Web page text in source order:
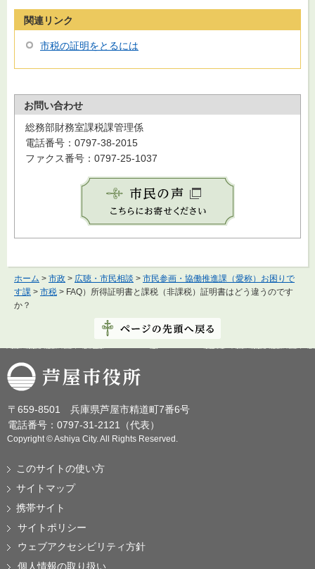
関連リンク
市税の証明をとるには
お問い合わせ
総務部財務室課税課管理係
電話番号：0797-38-2015
ファクス番号：0797-25-1037
ホーム > 市政 > 広聴・市民相談 > 市民参画・協働推進課（愛称）お困りで
す課 > 市税 > FAQ）所得証明書と課税（非課税）証明書はどう違うのです
か？
芦屋市役所
〒659-8501 兵庫県芦屋市精道町7番6号
電話番号：0797-31-2121（代表）
Copyright © Ashiya City. All Rights Reserved.
このサイトの使い方
サイトマップ
携帯サイト
サイトポリシー
ウェブアクセシビリティ方針
個人情報の取り扱い